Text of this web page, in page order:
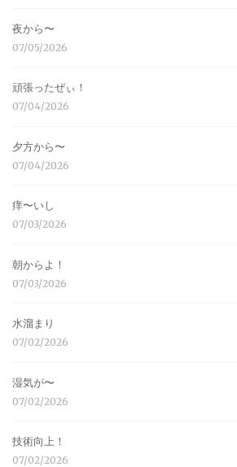
夜から〜
07/05/2026
頑張ったぜぃ！
07/04/2026
夕方から〜
07/04/2026
痒〜いし
07/03/2026
朝からよ！
07/03/2026
水溜まり
07/02/2026
湿気が〜
07/02/2026
技術向上！
07/02/2026